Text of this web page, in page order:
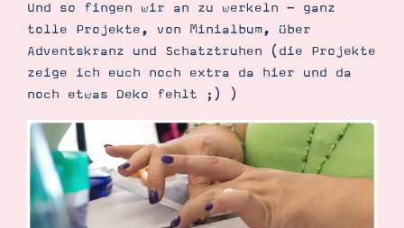
Und so fingen wir an zu werkeln - ganz
tolle Projekte, von Minialbum, über
Adventskranz und Schatztruhen (die Projekte
zeige ich euch noch extra da hier und da
noch etwas Deko fehlt ;) )